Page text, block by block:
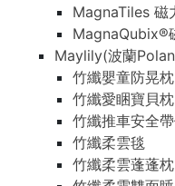
MagnaTiles 磁
MagnaQubix®
Maylily(波蘭
竹纖嬰童防晃枕
竹纖愛睏寶貝枕
竹纖推車安全
竹纖柔雲毯
竹纖柔雲蓬蓬枕